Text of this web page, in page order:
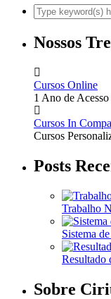
Nossos
Cursos Online
1 Ano de Acesso
Cursos In
Cursos
Posts
Trabalho
Sistema
Resultado
Sobre